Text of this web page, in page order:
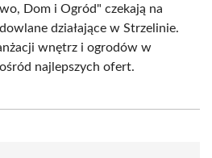
Dom i Ogród" czekają na
działające w Strzelinie.
wnętrz i ogrodów w
najlepszych ofert.